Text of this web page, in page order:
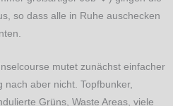
so dass alle in Ruhe auschecken
mutet zunächst einfacher
aber nicht. Topfbunker,
Grüns, Waste Areas, viele